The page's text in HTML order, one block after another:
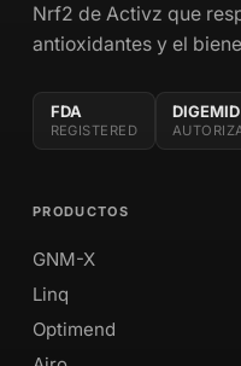
Nrf2 de Activz que
antioxidantes y el
FDA
REGISTERED
DIGEMID
PRODUCTOS
GNM-X
Linq
Optimend